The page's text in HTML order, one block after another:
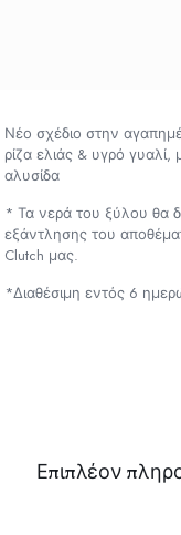
Νέο σχέδιο στην
ρίζα ελιάς & υγρό
αλυσίδα
* Τα νερά του ξύλου θα
εξάντλησης του
Clutch μας.
*Διαθέσιμη εντός 6
Επιπλέον